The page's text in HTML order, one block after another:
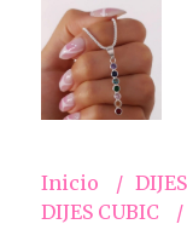
Inicio
DIJES CUBIC